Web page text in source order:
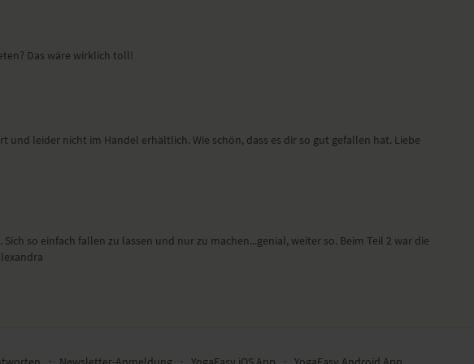
Das wäre wirklich toll!
leider nicht im Handel erhältlich. Wie schön, dass es dir so gut gefallen hat. Liebe
so einfach fallen zu lassen und nur zu machen...genial, weiter so. Beim Teil 2 war die